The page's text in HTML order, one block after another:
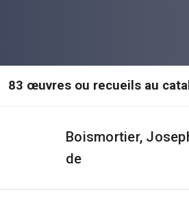
83 œuvres ou recueils au
Boismortier,
de